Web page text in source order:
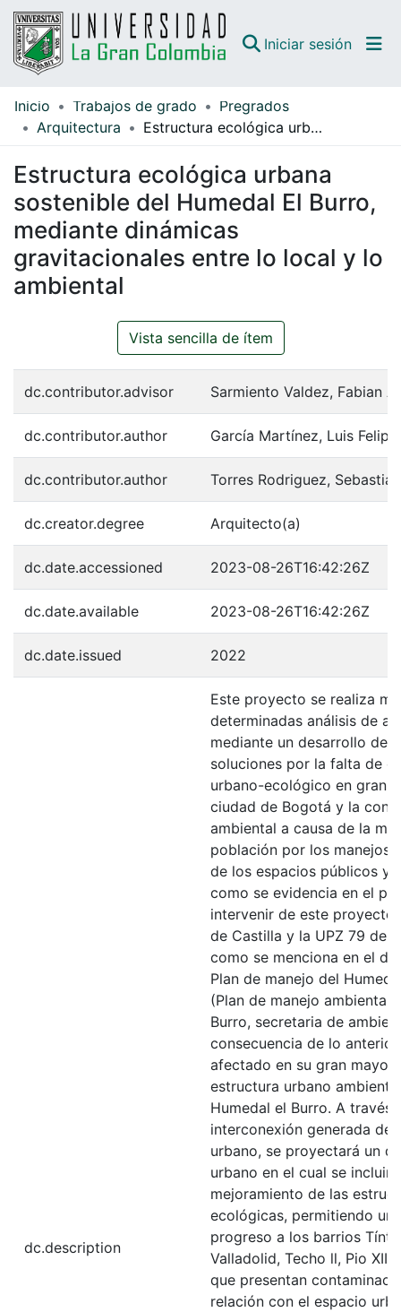
Iniciar sesión
Comunidades
Inicio Trabajos de grado
Pregrados
Arquitectura
Estructura ecológica urbana sostenible del Humedal El Burro, mediante dinámicas gravitacionales entre lo local y lo ambiental
Estructura ecológica urbana
sostenible del Humedal El Burro,
mediante dinámicas
gravitacionales entre lo local y lo
ambiental
Vista sencilla de ítem
dc.contributor.advisor Sarmiento Valdez, Fabian
dc.contributor.author García Martínez, Luis Felipe
dc.contributor.author Torres Rodriguez, Sebastián
dc.creator.degree Arquitecto(a)
dc.date.accessioned 2023-08-26T16:42:26Z
dc.date.available 2023-08-26T16:42:26Z
dc.date.issued 2022
dc.description
Este proyecto se realiza
determinadas análisis de
mediante un desarrollo de
soluciones por la falta de
urbano-ecológico en gran
ciudad de Bogotá y la
ambiental a causa de la
población por los manejos
de los espacios públicos y
como se evidencia en el
intervenir de este proyecto,
de Castilla y la UPZ 79 de
como se menciona en el
Plan de manejo del
(Plan de manejo ambiental
Burro, secretaria de
consecuencia de lo
afectado en su gran
estructura urbano
Humedal el Burro. A través
interconexión generada
urbano, se proyectará un
urbano en el cual se
mejoramiento de las
ecológicas, permitiendo un
progreso a los barrios
Valladolid, Techo ll, Pio XII
que presentan
relación con el espacio